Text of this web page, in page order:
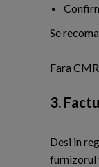
Se
Fara
3.
Desi in
furnizorul